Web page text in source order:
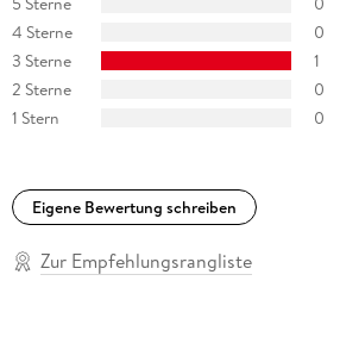
4 Sterne
0
3 Sterne
1
2 Sterne
0
1 Stern
0
Eigene Bewertung schreiben
Zur Empfehlungsrangliste